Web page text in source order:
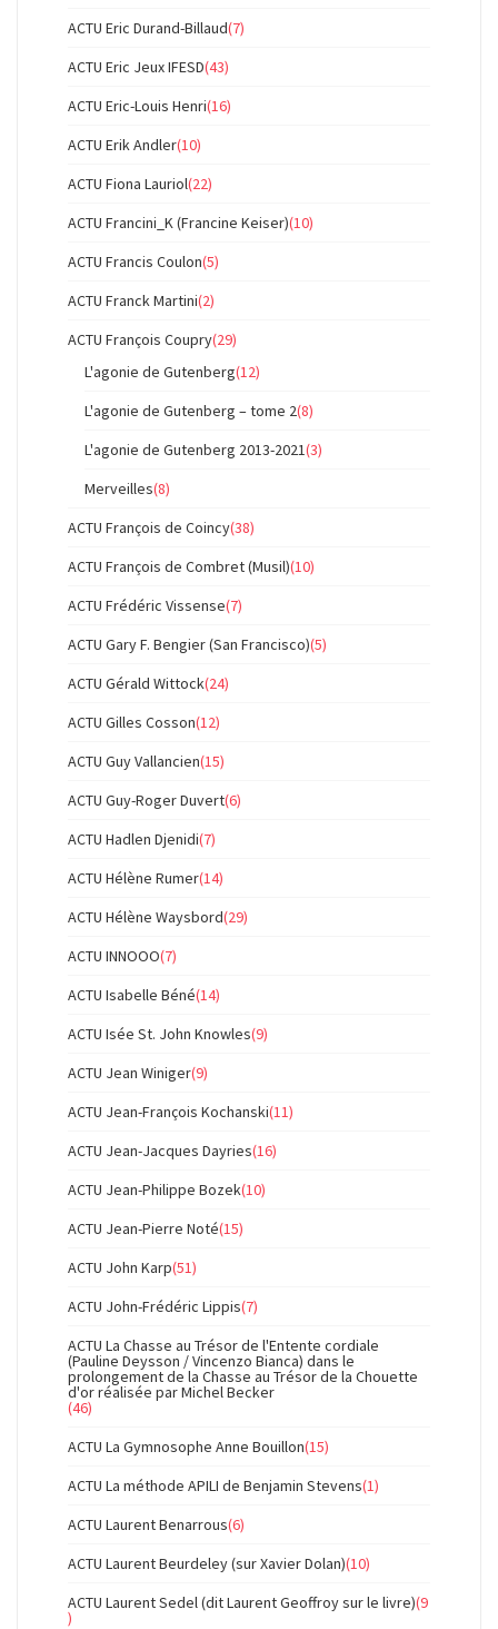
ACTU Eric Durand-Billaud(7)
ACTU Eric Jeux IFESD(43)
ACTU Eric-Louis Henri(16)
ACTU Erik Andler(10)
ACTU Fiona Lauriol(22)
ACTU Francini_K (Francine Keiser)(10)
ACTU Francis Coulon(5)
ACTU Franck Martini(2)
ACTU François Coupry(29)
L'agonie de Gutenberg(12)
L'agonie de Gutenberg – tome 2(8)
L'agonie de Gutenberg 2013-2021(3)
Merveilles(8)
ACTU François de Coincy(38)
ACTU François de Combret (Musil)(10)
ACTU Frédéric Vissense(7)
ACTU Gary F. Bengier (San Francisco)(5)
ACTU Gérald Wittock(24)
ACTU Gilles Cosson(12)
ACTU Guy Vallancien(15)
ACTU Guy-Roger Duvert(6)
ACTU Hadlen Djenidi(7)
ACTU Hélène Rumer(14)
ACTU Hélène Waysbord(29)
ACTU INNOOO(7)
ACTU Isabelle Béné(14)
ACTU Isée St. John Knowles(9)
ACTU Jean Winiger(9)
ACTU Jean-François Kochanski(11)
ACTU Jean-Jacques Dayries(16)
ACTU Jean-Philippe Bozek(10)
ACTU Jean-Pierre Noté(15)
ACTU John Karp(51)
ACTU John-Frédéric Lippis(7)
ACTU La Chasse au Trésor de l'Entente cordiale
(Pauline Deysson / Vincenzo Bianca) dans le
prolongement de la Chasse au Trésor de la Chouette
d'or réalisée par Michel Becker
(46)
ACTU La Gymnosophe Anne Bouillon(15)
ACTU La méthode APILI de Benjamin Stevens(1)
ACTU Laurent Benarrous(6)
ACTU Laurent Beurdeley (sur Xavier Dolan)(10)
ACTU Laurent Sedel (dit Laurent Geoffroy sur le livre)(9
)